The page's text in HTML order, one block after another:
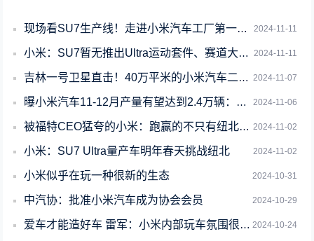
2024-11-11
现场看SU7生产线！走进小米汽车工厂第一期报名开启
2024-11-11
小米：SU7暂无推出Ultra运动套件、赛道大师的计划
2024-11-07
吉林一号卫星直击！40万平米的小米汽车二期工厂进展神速
2024-11-06
曝小米汽车11-12月产量有望达到2.4万辆：产线利用率逼近200%
2024-11-02
被福特CEO猛夸的小米：跑赢的不只有纽北的保时捷
2024-11-02
小米：SU7 Ultra量产车明年春天挑战纽北
2024-10-31
小米似乎在玩一种很新的生态
2024-10-29
中汽协：批准小米汽车成为协会会员
2024-10-24
爱车才能造好车 雷军：小米内部玩车氛围很浓、鼓励员工考赛照